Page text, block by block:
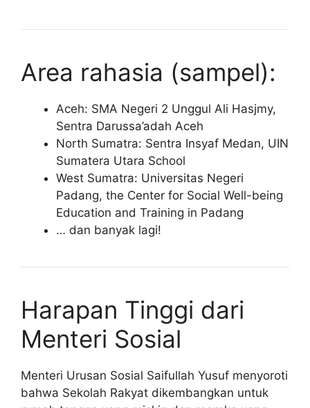
Area rahasia (sampel):
Aceh: SMA Negeri 2 Unggul Ali Hasjmy,
Sentra Darussa’adah Aceh
North Sumatra: Sentra Insyaf Medan, UIN
Sumatera Utara School
West Sumatra: Universitas Negeri
Padang, the Center for Social Well-being
Education and Training in Padang
… dan banyak lagi!
Harapan Tinggi dari
Menteri Sosial
Menteri Urusan Sosial Saifullah Yusuf menyoroti
bahwa Sekolah Rakyat dikembangkan untuk